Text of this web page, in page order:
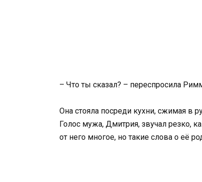
– Что ты сказал? – переспросила
Она стояла посреди кухни, сжимая в
Голос мужа, Дмитрия, звучал резко,
от него многое, но такие слова о её